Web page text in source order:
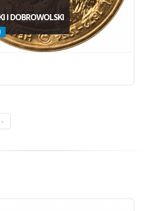
I DOBROWOLSKI
»